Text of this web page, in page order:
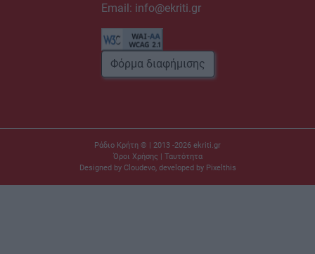
Email: info@ekriti.gr
Φόρμα διαφήμισης
Ράδιο Κρήτη © | 2013 -2026 ekriti.gr
Όροι Χρήσης | Ταυτότητα
Designed by Cloudevo, developed by Pixelthis